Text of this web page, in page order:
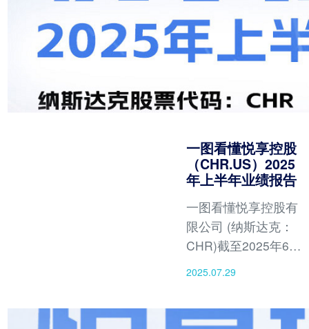
的新时代。
一图看懂悦享控股
（CHR.US）2025
年上半年业绩报告
一图看懂悦享控股有
限公司 (纳斯达克：
CHR)截至2025年6月
30日上半年业绩报告
2025.07.29